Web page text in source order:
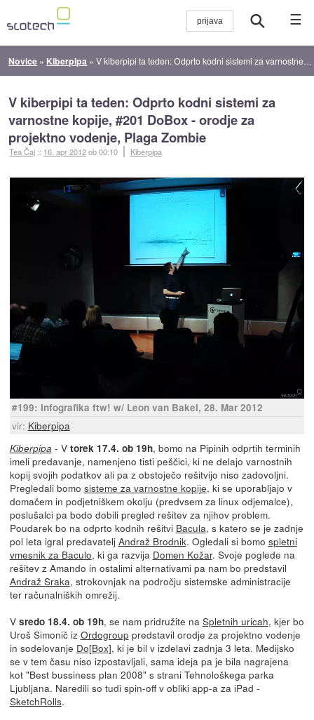
☰
Novice » Kiberpipa »V kiberpipi ta teden: Odprto kodni sistemi za varnostne kopije, #201 DoBox - orodje za projektno vodenje, Plaga Zombie
V kiberpipi ta teden: Odprto kodni sistemi za
varnostne kopije, #201 DoBox - orodje za
projektno vodenje, Plaga Zombie
Tea Čaj :: 16. apr 2012ob 00:10 Kiberpipa
#199: Infografika ftw! w/ Leon van Bakel, 28. Mar 2012
vir: Kiberpipa
Kiberpipa - V torek 17.4. ob 19h, bomo na Pipinih odprtih terminih
imeli predavanje, namenjeno tisti peščici, ki ne delajo varnostnih
kopij svojih podatkov ali pa z obstoječo rešitvijo niso zadovoljni.
Pregledali bomo sisteme za varnostne kopije, ki se uporabljajo v
domačem in podjetniškem okolju (predvsem za linux odjemalce),
poslušalci pa bodo dobili pregled rešitev za njihov problem.
Poudarek bo na odprto kodnih rešitvi Bacula, s katero se je zadnje
pol leta igral predavatelj Andraž Brodnik. Ogledali si bomo spletni
vmesnik za Baculo, ki ga razvija Domen Kožar. Svoje poglede na
rešitev z Amando in ostalimi alternativami pa nam bo predstavil
Andraž Sraka, strokovnjak na področju sistemske administracije
ter računalniških omrežij.
V sredo 18.4. ob 19h, se nam pridružite na Spletnih uricah, kjer bo
Uroš Simonič iz Ordogroup predstavil orodje za projektno vodenje
in sodelovanje Do[Box], ki je bil v izdelavi zadnja 3 leta. Medijsko
se v tem času niso izpostavljali, sama ideja pa je bila nagrajena
kot "Best bussiness plan 2008" s strani Tehnološkega parka
Ljubljana. Naredili so tudi spin-off v obliki app-a za iPad -
SketchRolls.